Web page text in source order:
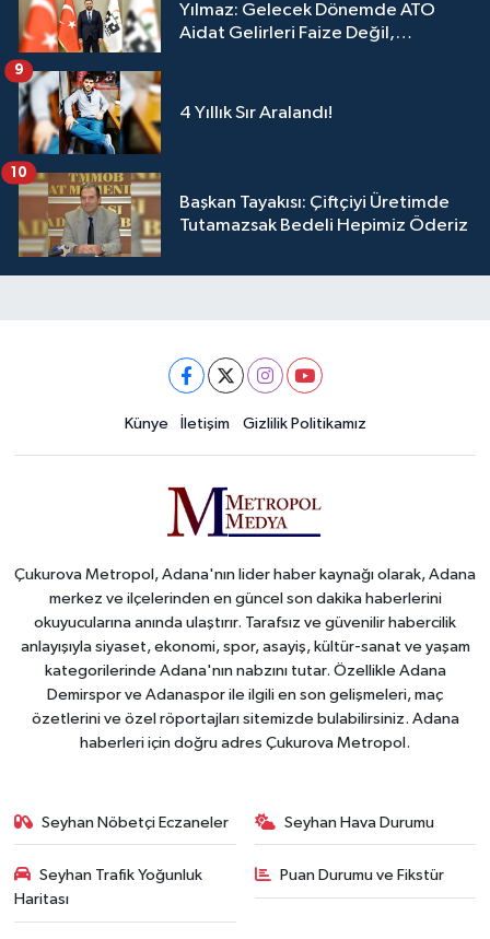
Yılmaz: Gelecek Dönemde ATO
Aidat Gelirleri Faize Değil,
4 Yıllık Sır Aralandı!
9
Başkan Tayakısı: Çiftçiyi Üretimde
Tutamazsak Bedeli Hepimiz Öderiz
10
Künye İletişim Gizlilik Politikamız
Çukurova Metropol, Adana'nın lider haber kaynağı olarak, Adana
merkez ve ilçelerinden en güncel son dakika haberlerini
okuyucularına anında ulaştırır. Tarafsız ve güvenilir habercilik
anlayışıyla siyaset, ekonomi, spor, asayiş, kültür-sanat ve yaşam
kategorilerinde Adana'nın nabzını tutar. Özellikle Adana
Demirspor ve Adanaspor ile ilgili en son gelişmeleri, maç
özetlerini ve özel röportajları sitemizde bulabilirsiniz. Adana
haberleri için doğru adres Çukurova Metropol.
Seyhan Nöbetçi Eczaneler Seyhan Hava Durumu
Seyhan Trafik Yoğunluk
Haritası
Puan Durumu ve Fikstür